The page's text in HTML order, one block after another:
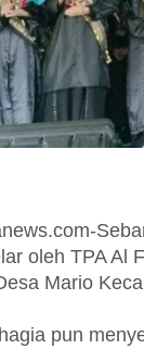
oleh TPA Al
Mario
pun